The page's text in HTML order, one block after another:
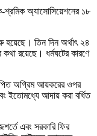
শ্রমিক অ্যাসোসিয়েশনের ১৮
হয়েছে। তিন দিন অর্থাৎ ২৪
রয়েছে। ধর্মঘটের কারণে
অগ্রিম আয়করের ওপর
ইতোমধ্যে আদায় করা বর্ধিত
এবং সরকারি ফির